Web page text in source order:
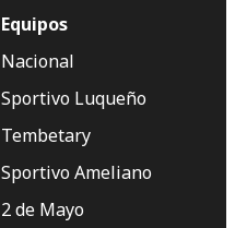
Equipos
Nacional
Sportivo Luqueño
Tembetary
Sportivo Ameliano
2 de Mayo